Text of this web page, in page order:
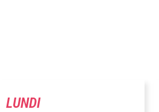
LUNDI